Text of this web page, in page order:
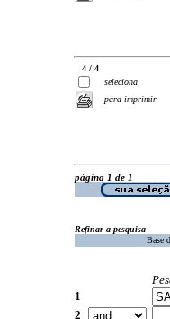
4 / 4
seleciona
para imprimir
página 1 de 1
Refinar a pesquisa
Base
1
2